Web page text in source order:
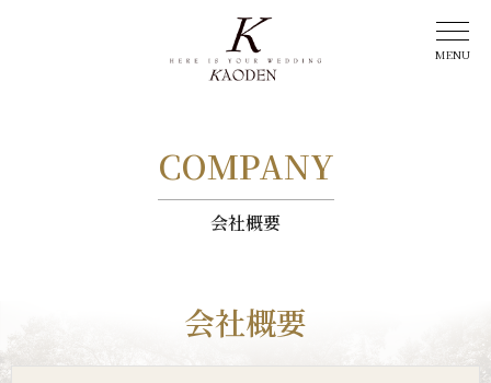
COMPANY
会社概要
会社概要